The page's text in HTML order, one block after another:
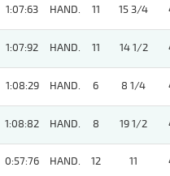
1:07:63 HAND. 11 15 3/4
1:07:92 HAND. 11 14 1/2
1:08:29 HAND. 6 8 1/4
1:08:82 HAND. 8 19 1/2
0:57:76 HAND. 12 11